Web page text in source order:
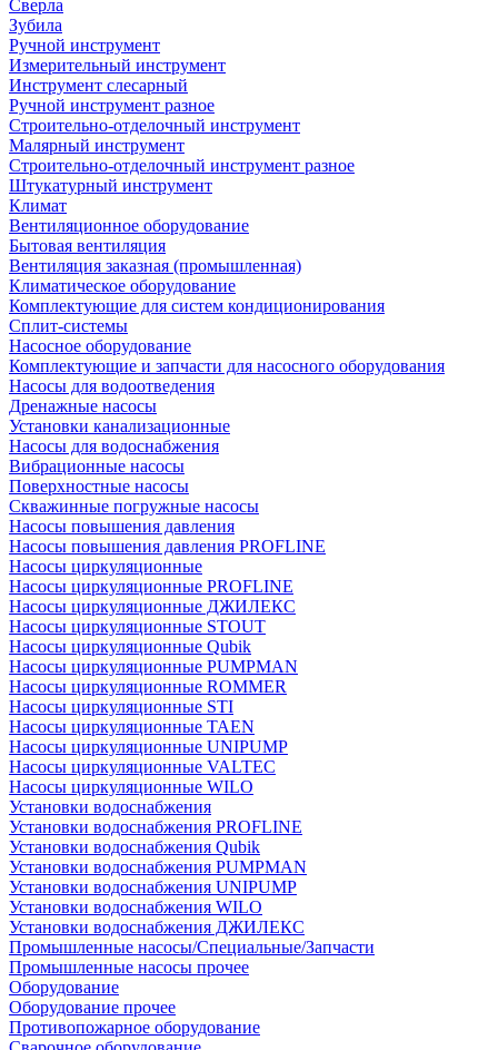
Сверла
Зубила
Ручной инструмент
Измерительный инструмент
Инструмент слесарный
Ручной инструмент разное
Строительно-отделочный инструмент
Малярный инструмент
Строительно-отделочный инструмент разное
Штукатурный инструмент
Климат
Вентиляционное оборудование
Бытовая вентиляция
Вентиляция заказная (промышленная)
Климатическое оборудование
Комплектующие для систем кондиционирования
Сплит-системы
Насосное оборудование
Комплектующие и запчасти для насосного оборудования
Насосы для водоотведения
Дренажные насосы
Установки канализационные
Насосы для водоснабжения
Вибрационные насосы
Поверхностные насосы
Скважинные погружные насосы
Насосы повышения давления
Насосы повышения давления PROFLINE
Насосы циркуляционные
Насосы циркуляционные PROFLINE
Насосы циркуляционные ДЖИЛЕКС
Насосы циркуляционные STOUT
Насосы циркуляционные Qubik
Насосы циркуляционные PUMPMAN
Насосы циркуляционные ROMMER
Насосы циркуляционные STI
Насосы циркуляционные TAEN
Насосы циркуляционные UNIPUMP
Насосы циркуляционные VALTEC
Насосы циркуляционные WILO
Установки водоснабжения
Установки водоснабжения PROFLINE
Установки водоснабжения Qubik
Установки водоснабжения PUMPMAN
Установки водоснабжения UNIPUMP
Установки водоснабжения WILO
Установки водоснабжения ДЖИЛЕКС
Промышленные насосы/Специальные/Запчасти
Промышленные насосы прочее
Оборудование
Оборудование прочее
Противопожарное оборудование